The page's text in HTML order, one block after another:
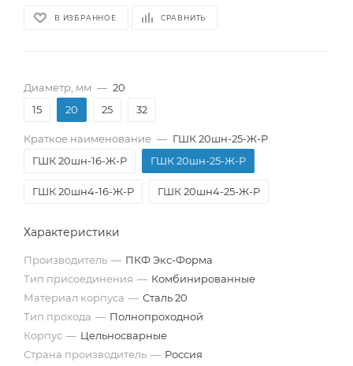
В ИЗБРАННОЕ СРАВНИТЬ
Диаметр, мм — 20
15
20 25 32
Краткое наименование — ГШК 20шн-25-Ж-Р
ГШК 20шн-16-Ж-Р
ГШК 20шн-25-Ж-Р
ГШК 20шн4-16-Ж-Р ГШК 20шн4-25-Ж-Р
Характеристики
Производитель — ПКФ Экс-Форма
Тип присоединения — Комбинированные
Материал корпуса — Сталь 20
Тип прохода — Полнопроходной
Корпус — Цельносварные
Страна производитель — Россия